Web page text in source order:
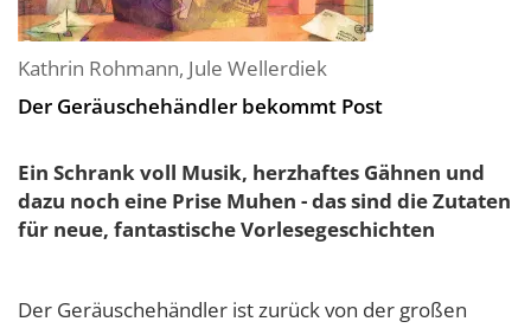
Kathrin Rohmann, Jule Wellerdiek
Der Geräuschehändler bekommt Post
Ein Schrank voll Musik, herzhaftes Gähnen und
dazu noch eine Prise Muhen - das sind die Zutaten
für neue, fantastische Vorlesegeschichten
Der Geräuschehändler ist zurück von der großen